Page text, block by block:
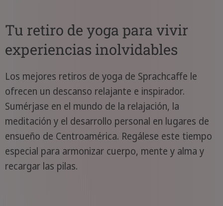
Tu retiro de yoga para vivir
experiencias inolvidables
Los mejores retiros de yoga de Sprachcaffe le
ofrecen un descanso relajante e inspirador.
Sumérjase en el mundo de la relajación, la
meditación y el desarrollo personal en lugares de
ensueño de Centroamérica. Regálese este tiempo
especial para armonizar cuerpo, mente y alma y
recargar las pilas.